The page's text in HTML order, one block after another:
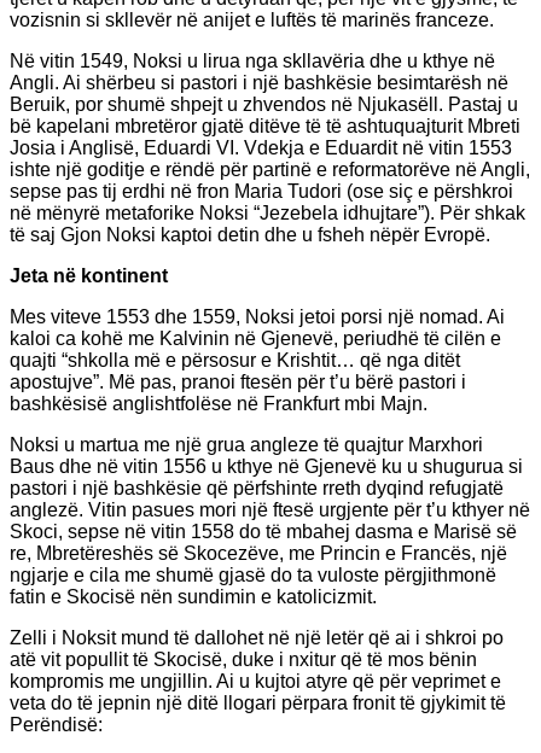
vozisnin si skllevër në anijet e luftës të marinës franceze.
Në vitin 1549, Noksi u lirua nga skllavëria dhe u kthye në
Angli. Ai shërbeu si pastori i një bashkësie besimtarësh në
Beruik, por shumë shpejt u zhvendos në Njukasëll. Pastaj u
bë kapelani mbretëror gjatë ditëve të të ashtuquajturit Mbreti
Josia i Anglisë, Eduardi VI. Vdekja e Eduardit në vitin 1553
ishte një goditje e rëndë për partinë e reformatorëve në Angli,
sepse pas tij erdhi në fron Maria Tudori (ose siç e përshkroi
në mënyrë metaforike Noksi “Jezebela idhujtare”). Për shkak
të saj Gjon Noksi kaptoi detin dhe u fsheh nëpër Evropë.
Jeta në kontinent
Mes viteve 1553 dhe 1559, Noksi jetoi porsi një nomad. Ai
kaloi ca kohë me Kalvinin në Gjenevë, periudhë të cilën e
quajti “shkolla më e përsosur e Krishtit… që nga ditët
apostujve”. Më pas, pranoi ftesën për t’u bërë pastori i
bashkësisë anglishtfolëse në Frankfurt mbi Majn.
Noksi u martua me një grua angleze të quajtur Marxhori
Baus dhe në vitin 1556 u kthye në Gjenevë ku u shugurua si
pastori i një bashkësie që përfshinte rreth dyqind refugjatë
anglezë. Vitin pasues mori një ftesë urgjente për t’u kthyer në
Skoci, sepse në vitin 1558 do të mbahej dasma e Marisë së
re, Mbretëreshës së Skocezëve, me Princin e Francës, një
ngjarje e cila me shumë gjasë do ta vuloste përgjithmonë
fatin e Skocisë nën sundimin e katolicizmit.
Zelli i Noksit mund të dallohet në një letër që ai i shkroi po
atë vit popullit të Skocisë, duke i nxitur që të mos bënin
kompromis me ungjillin. Ai u kujtoi atyre që për veprimet e
veta do të jepnin një ditë llogari përpara fronit të gjykimit të
Perëndisë: